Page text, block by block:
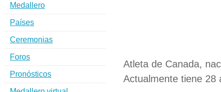
Atleta de Canada,
Actualmente tiene 28
Medallero
Países
Ceremonias
Foros
Pronósticos